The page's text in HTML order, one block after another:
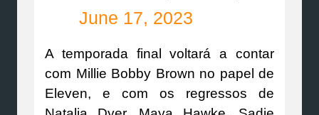
June 17, 2023
A temporada final voltará a contar
com Millie Bobby Brown no papel de
Eleven, e com os regressos de